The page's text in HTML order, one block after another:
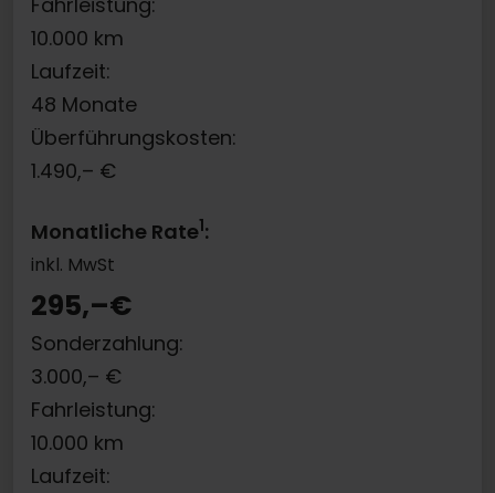
10.000 km
Laufzeit:
48 Monate
Überführungskosten:
1.490,– €
Monatliche Rate1:
inkl. MwSt
295,–€
Sonderzahlung:
3.000,– €
Fahrleistung:
10.000 km
Laufzeit: